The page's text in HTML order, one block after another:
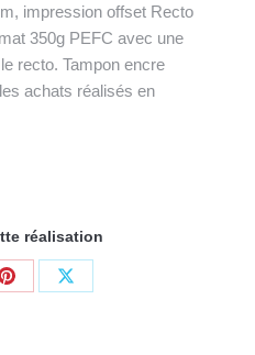
impression offset Recto
350g PEFC avec une
recto. Tampon encre
achats réalisés en
réalisation
Share
Share